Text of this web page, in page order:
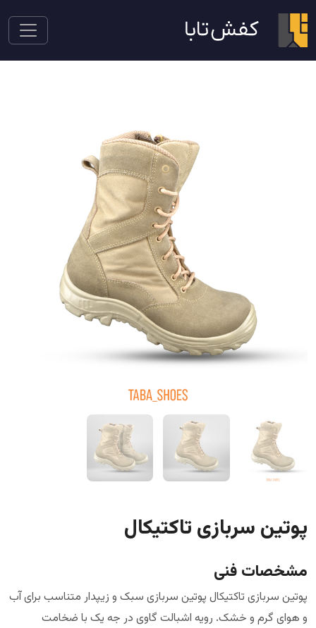
پوتین سربازی تاکتیکال
پوتین سربازی
مشخصات فنی
پوتین سربازی تاکتیکال پوتین سربازی سبک و زیپدار متناسب برای آب
و هوای گرم و خشک. رویه اشبالت گاوی در جه یک با ضخامت